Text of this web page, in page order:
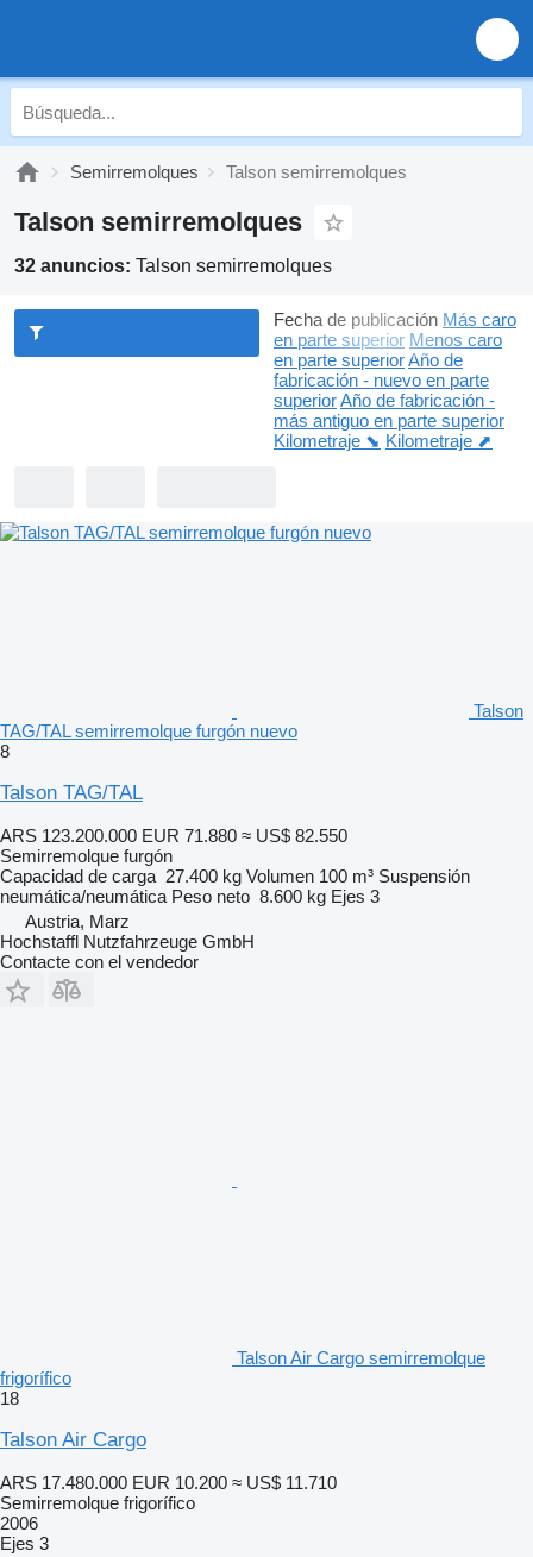
Semirremolques Talson semirremolques
Talson semirremolques
32 anuncios: Talson semirremolques
Fecha de publicación Más caro
en parte superior Menos caro
en parte superiorAño de
fabricación - nuevo en parte
superiorAño de fabricación -
más antiguo en parte superior
Kilometraje ⬊ Kilometraje ⬈
Talson
TAG/TAL semirremolque furgón nuevo
8
Talson TAG/TAL
ARS 123.200.000 EUR 71.880 ≈ US$ 82.550
Semirremolque furgón
Capacidad de carga 27.400 kg Volumen 100 m³ Suspensión
neumática/neumática Peso neto 8.600 kg Ejes 3
Austria, Marz
Hochstaffl Nutzfahrzeuge GmbH
Contacte con el vendedor
Talson Air Cargo semirremolque
frigorífico
18
Talson Air Cargo
ARS 17.480.000 EUR 10.200 ≈ US$ 11.710
Semirremolque frigorífico
2006
Ejes 3